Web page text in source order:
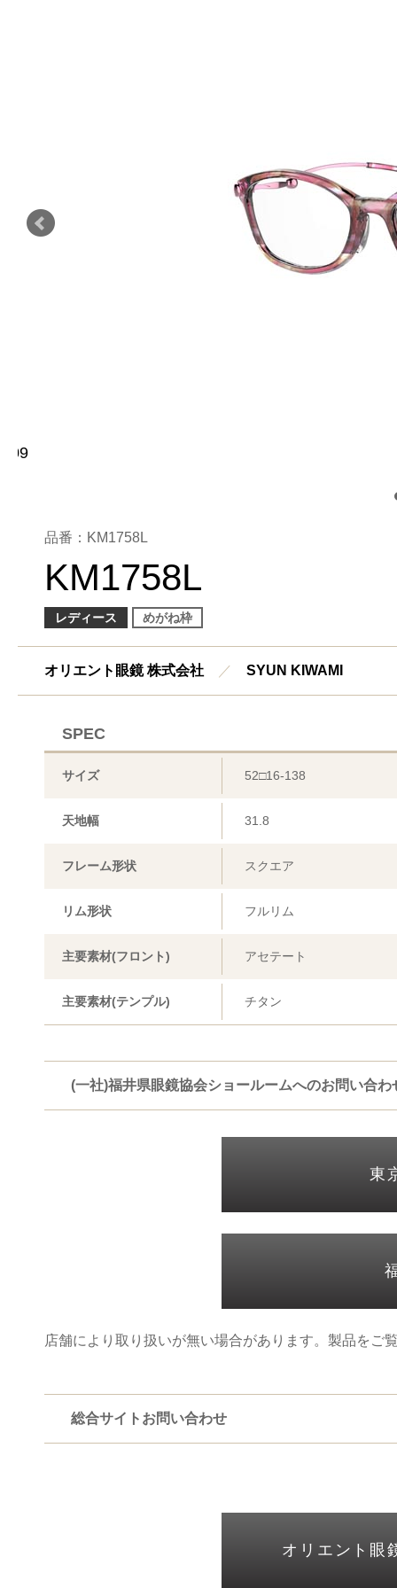
品番：KM1758L
KM1758L
レディース めがね枠
オリエント眼鏡 株式会社 ／ SYUN KIWAMI
SPEC
サイズ 52□16-138
天地幅 31.8
フレーム形状 スクエア
リム形状 フルリム
主要素材(フロント) アセテート
主要素材(テンプル) チタン
(一社)福井県眼鏡協会ショールームへのお問い合わ
東
店舗により取り扱いが無い場合があります。製品をご
総合サイトお問い合わせ
オリエント眼